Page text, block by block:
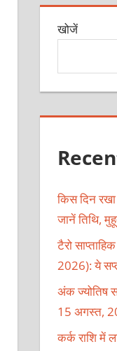
खोजें
किस दिन
जानें तिथि,
टैरो
2026): ये
अंक ज्योतिष
15 अगस्त,
कर्क राशि में